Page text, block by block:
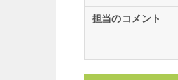
担当のコメント